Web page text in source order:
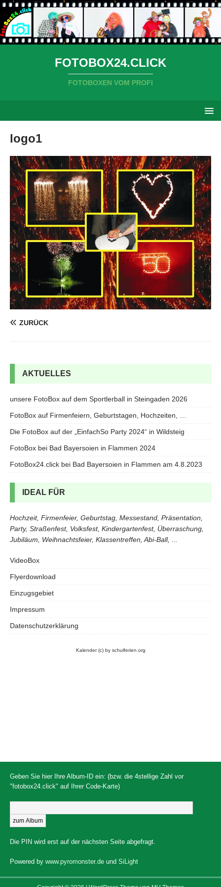
FOTOBOX24.CLICK
FOTOBOXEN VOM PROFI
logo1
ZURÜCK
AKTUELLES
unsere FotoBox auf dem Sportlerball in Steingaden 2026
FotoBox auf Firmenfeiern, Geburtstagen, Hochzeiten, …
Die FotoBox auf der „EinfachSo Party 2024“ in Wildsteig
FotoBox bei Bad Bayersoien in Flammen 2024
FotoBox24.click bei Bad Bayersoien in Flammen am 4.8.2023
IDEAL FÜR
Hochzeit, Firmenfeier, Geburtstag, Messestand, Präsentation,
Party, Straßenfest, Volksfest, Kindergartenfest, Überraschung,
Jubiläum, Weihnachtsfeier, Klassentreffen, Abi-Ball, ...
VideoBox
Flyerdownload
Einzugsgebiet
Impressum
Datenschutzerklärung
Kalender(c) by schulferien.org
Geben Sie hier Ihre Album-ID ein: (bzw. die 4stellige Zahl vor
"fotobox24.click" auf Ihrer Code-Karte)
Die PIN wird erst auf der nächsten Seite abgefragt.
Powered by www.pyromonster.de und SiLight